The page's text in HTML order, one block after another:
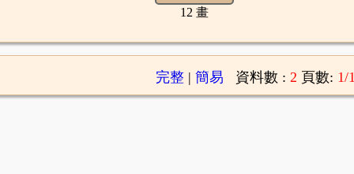
12 畫
完整| 簡易 資料數 : 2 頁數: 1/